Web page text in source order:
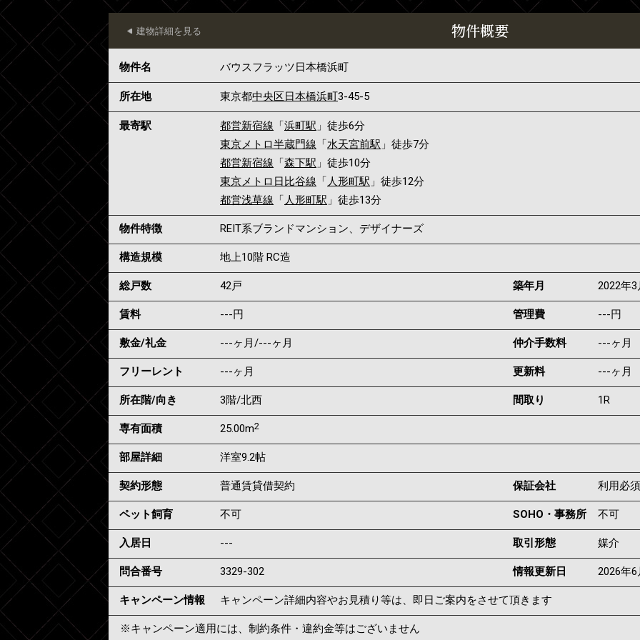
物件概要
建物詳細を見る
物件名 バウスフラッツ日本橋浜町
所在地 東京都中央区日本橋浜町3-45-5
最寄駅 都営新宿線 「浜町駅 」徒歩6分
東京メトロ半蔵門線 「水天宮前駅 」徒歩7分
都営新宿線 「森下駅 」徒歩10分
東京メトロ日比谷線 「人形町駅 」徒歩12分
都営浅草線 「人形町駅 」徒歩13分
物件特徴 REIT系ブランドマンション、デザイナーズ
構造規模 地上10階 RC造
総戸数 42戸 築年月 2022年3
賃料 ---円 管理費 ---円
敷金/礼金 ---ヶ月/---ヶ月 仲介手数料 ---ヶ月
フリーレント ---ヶ月 更新料 ---ヶ月
所在階/向き 3階/北西 間取り 1R
専有面積 25.00m2
部屋詳細 洋室9.2帖
契約形態 普通賃貸借契約 保証会社 利用必須
ペット飼育 不可 SOHO・事務所 不可
入居日 --- 取引形態 媒介
問合番号 3329-302 情報更新日 2026年
キャンペーン情報 キャンペーン詳細内容やお見積り等は、即日ご案内をさせて頂きます
※キャンペーン適用には、制約条件・違約金等はございません